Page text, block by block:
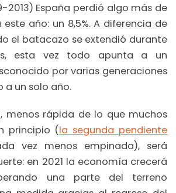
España perdió algo más de
año: un 8,5%. A diferencia de
el batacazo se extendió durante
esta vez todo apunta a un
por varias generaciones
a un solo año.
menos rápida de lo que muchos
principio (la segunda pendiente
vez menos empinada), será
en 2021 la economía crecerá
una parte del terreno